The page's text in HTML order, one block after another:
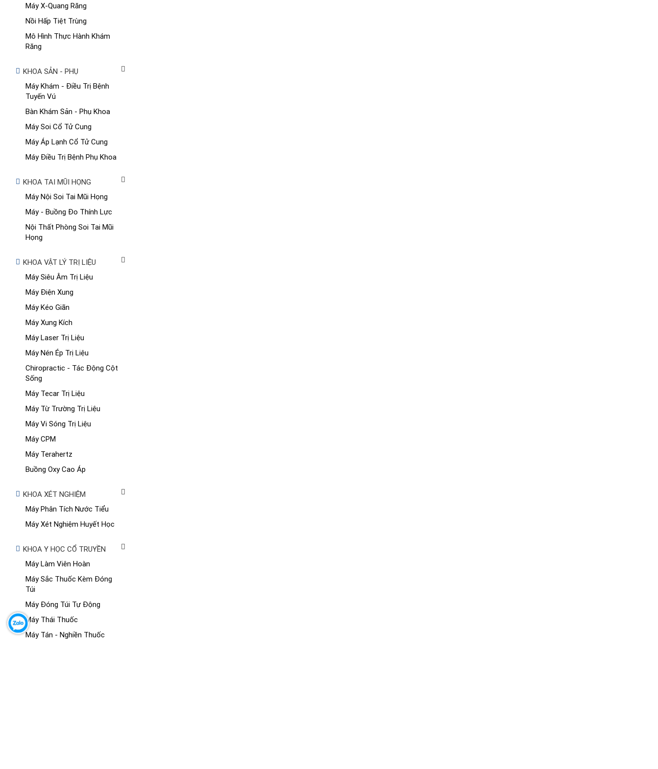
Máy X-Quang Răng
Nồi Hấp Tiệt Trùng
Mô Hình Thực Hành Khám
Răng
KHOA SẢN - PHỤ
Máy Khám - Điều Trị Bệnh
Tuyến Vú
Bàn Khám Sản - Phụ Khoa
Máy Soi Cổ Tử Cung
Máy Áp Lạnh Cổ Tử Cung
Máy Điều Trị Bệnh Phụ Khoa
KHOA TAI MŨI HỌNG
Máy Nội Soi Tai Mũi Họng
Máy - Buồng Đo Thính Lực
Nội Thất Phòng Soi Tai Mũi
Họng
KHOA VẬT LÝ TRỊ LIỆU
Máy Siêu Âm Trị Liệu
Máy Điện Xung
Máy Kéo Giãn
Máy Xung Kích
Máy Laser Trị Liệu
Máy Nén Ép Trị Liệu
Chiropractic - Tác Động Cột
Sống
Máy Tecar Trị Liệu
Máy Từ Trường Trị Liệu
Máy Vi Sóng Trị Liệu
Máy CPM
Máy Terahertz
Buồng Oxy Cao Áp
KHOA XÉT NGHIỆM
Máy Phân Tích Nước Tiểu
Máy Xét Nghiệm Huyết Học
KHOA Y HỌC CỔ TRUYỀN
Máy Làm Viên Hoàn
Máy Sắc Thuốc Kèm Đóng
Túi
Máy Đóng Túi Tự Động
Máy Thái Thuốc
Máy Tán - Nghiền Thuốc